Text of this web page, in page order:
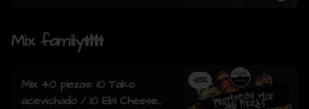
Mix family👪
-18%
Mix 40 piezas: 10 Tako
acevichado / 10 Ebi Cheese